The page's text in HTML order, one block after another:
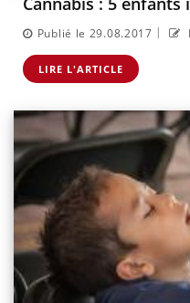
Publié le 29.08.2017 |
LIRE L'ARTICLE